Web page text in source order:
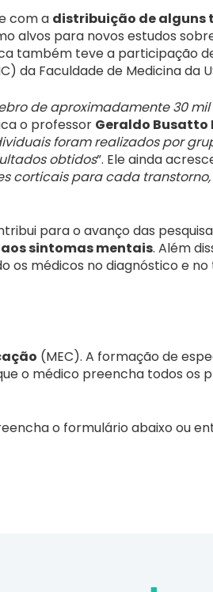
com a distribuição de alguns
alvos para novos estudos
também teve a participação
da Faculdade de Medicina da
de aproximadamente 30 mil
o professor Geraldo Busatto
foram realizados por
obtidos”. Ele ainda
corticais para cada
para o avanço das
sintomas mentais. Além
os médicos no diagnóstico e
(MEC). A formação de
o médico preencha todos os
o formulário abaixo ou